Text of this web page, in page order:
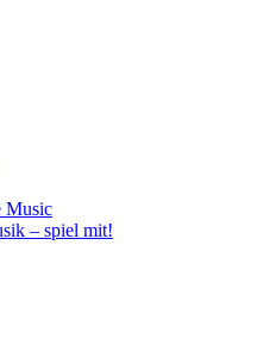
Music
– spiel mit!